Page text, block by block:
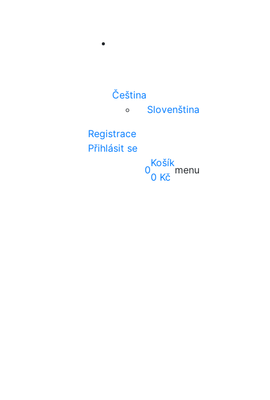
Čeština
Slovenština
Registrace
Přihlásit se
0
Košík
0 Kč
menu